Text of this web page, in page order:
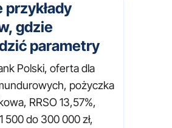
przykłady
gdzie
parametry
Polski, oferta dla
pożyczka
RRSO 13,57%,
500 do 300 000 zł,